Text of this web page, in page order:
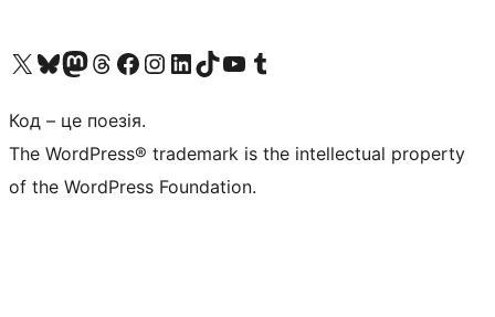
Visit our X (formerly Twitter) account
Visit our Bluesky account
Завітайте до нашої стрічки в Mastodon
Visit our Threads account
Завітайте на нашу сторінку в Facebook
Visit our Instagram account
Visit our LinkedIn account
Visit our TikTok account
Visit our YouTube channel
Visit our Tumblr account
Код – це поезія.
The WordPress® trademark is the intellectual property
of the WordPress Foundation.